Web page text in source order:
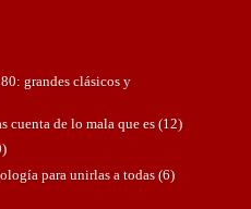
grandes clásicos y
cuenta de lo mala que es(12)
para unirlas a todas(6)